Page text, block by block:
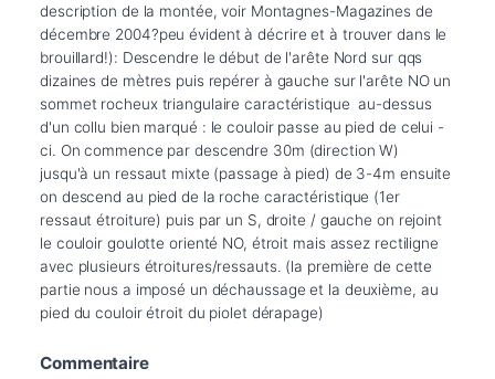
description de la montée, voir Montagnes-Magazines de
décembre 2004?peu évident à décrire et à trouver dans le
brouillard!): Descendre le début de l'arête Nord sur qqs
dizaines de mètres puis repérer à gauche sur l'arête NO un
sommet rocheux triangulaire caractéristique  au-dessus
d'un collu bien marqué : le couloir passe au pied de celui -
ci. On commence par descendre 30m (direction W)
jusqu'à un ressaut mixte (passage à pied) de 3-4m ensuite
on descend au pied de la roche caractéristique (1er
ressaut étroiture) puis par un S, droite / gauche on rejoint
le couloir goulotte orienté NO, étroit mais assez rectiligne
avec plusieurs étroitures/ressauts. (la première de cette
partie nous a imposé un déchaussage et la deuxième, au
Commentaire